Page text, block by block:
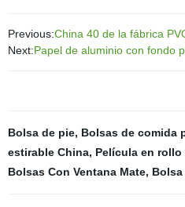
Previous:China 40 de la fábrica
Next:Papel de aluminio con fondo
Bolsa de pie, Bolsas de comida
estirable China, Película en rollo
Bolsas Con Ventana Mate,